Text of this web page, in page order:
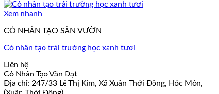
Xem nhanh
CỎ NHÂN TẠO SÂN VƯỜN
Cỏ nhân tạo trải trường học xanh tươi
Liên hệ
Cỏ Nhân Tạo Văn Đạt
Địa chỉ: 247/33 Lê Thị Kim, Xã Xuân Thới Đông, Hóc Môn,